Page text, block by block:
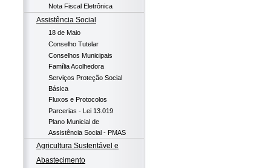
Nota Fiscal Eletrônica
Assistência Social
18 de Maio
Conselho Tutelar
Conselhos Municipais
Família Acolhedora
Serviços Proteção Social
Básica
Fluxos e Protocolos
Parcerias - Lei 13.019
Plano Municial de
Assistência Social - PMAS
Agricultura Sustentável e
Abastecimento